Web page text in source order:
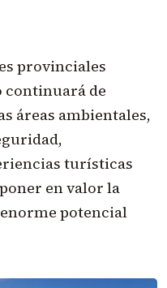
provinciales
continuará de
áreas ambientales,
turísticas
en valor la
potencial